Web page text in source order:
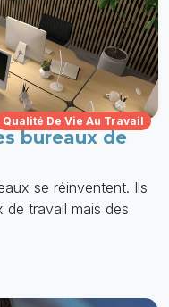
Qualité De Vie Au Travail
bureaux de
se réinventent. Ils
de travail mais des